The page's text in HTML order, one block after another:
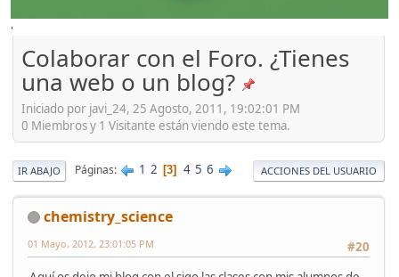
'
Colaborar con el Foro. ¿Tienes
una web o un blog?
Iniciado por javi_24, 25 Agosto, 2011, 19:02:01 PM
0 Miembros y 1 Visitante están viendo este tema.
IR ABAJO Páginas 1 2 3 4 5 6 ACCIONES DEL USUARIO
chemistry_science
#20
01 Mayo, 2012, 23:01:05 PM